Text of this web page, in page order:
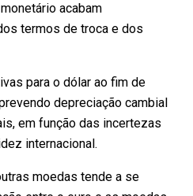
acabam
termos de troca e dos
para o dólar ao fim de
depreciação cambial
em função das incertezas
internacional.
moedas tende a se